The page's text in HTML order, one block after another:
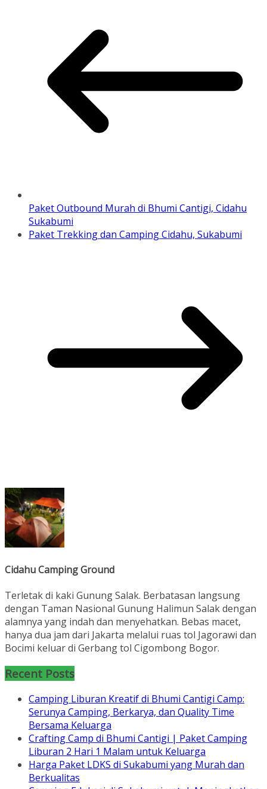
Paket Outbound Murah di Bhumi Cantigi, Cidahu
Sukabumi
Paket Trekking dan Camping Cidahu, Sukabumi
Cidahu Camping Ground
Terletak di kaki Gunung Salak. Berbatasan langsung
dengan Taman Nasional Gunung Halimun Salak dengan
alamnya yang indah dan menyehatkan. Bebas macet,
hanya dua jam dari Jakarta melalui ruas tol Jagorawi dan
Bocimi keluar di Gerbang tol Cigombong Bogor.
Recent Posts
Camping Liburan Kreatif di Bhumi Cantigi Camp:
Serunya Camping, Berkarya, dan Quality Time
Bersama Keluarga
Crafting Camp di Bhumi Cantigi | Paket Camping
Liburan 2 Hari 1 Malam untuk Keluarga
Harga Paket LDKS di Sukabumi yang Murah dan
Berkualitas